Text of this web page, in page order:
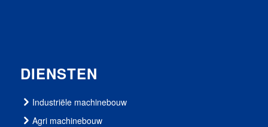
DIENSTEN
Industriële machinebouw
Agri machinebouw